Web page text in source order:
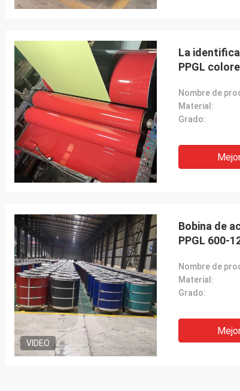
digna de nuestra confianza.
La
PPGL
Material:
Grado:
VIDEO
Bobina de
PPGL 600-
Material:
Grado: